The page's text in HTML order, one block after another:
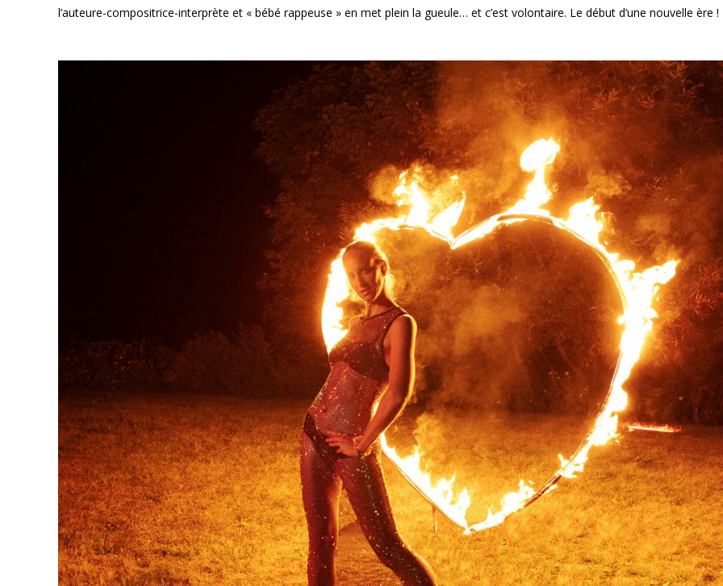
l’auteure-compositrice-interprète et « bébé rappeuse » en met plein la gueule… et c’est volontaire. Le début d’une nouvelle ère !